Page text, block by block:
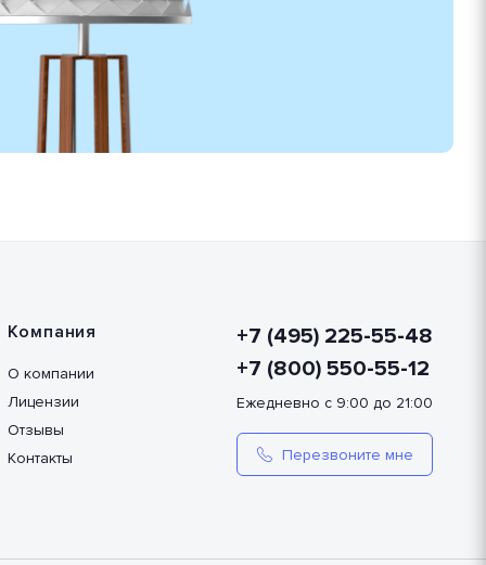
Компания
О компании
Лицензии
Отзывы
Контакты
+7 (495) 225-55-48
+7 (800) 550-55-12
Ежедневно с 9:00 до 21:00
Перезвоните мне